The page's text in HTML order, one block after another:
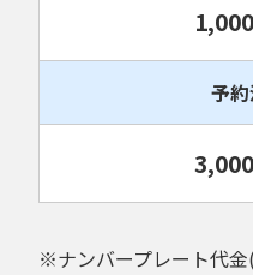
1,000
予
3,000
※ナンバープレート代